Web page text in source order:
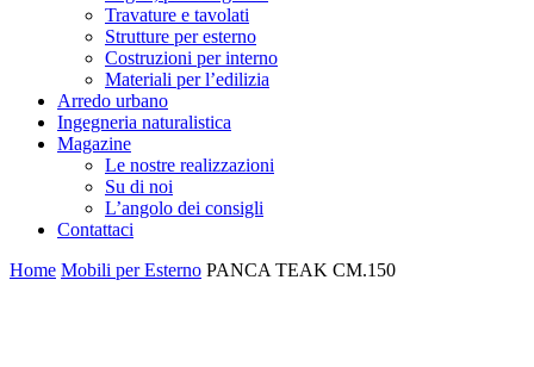
Travature e tavolati
Strutture per esterno
Costruzioni per interno
Materiali per l’edilizia
Arredo urbano
Ingegneria naturalistica
Magazine
Le nostre realizzazioni
Su di noi
L’angolo dei consigli
Contattaci
Home Mobili per Esterno PANCA TEAK CM.150